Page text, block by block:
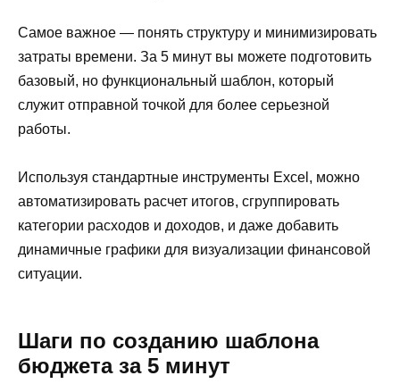
Самое важное — понять структуру и минимизировать
затраты времени. За 5 минут вы можете подготовить
базовый, но функциональный шаблон, который
служит отправной точкой для более серьезной
работы.
Используя стандартные инструменты Excel, можно
автоматизировать расчет итогов, сгруппировать
категории расходов и доходов, и даже добавить
динамичные графики для визуализации финансовой
ситуации.
Шаги по созданию шаблона
бюджета за 5 минут